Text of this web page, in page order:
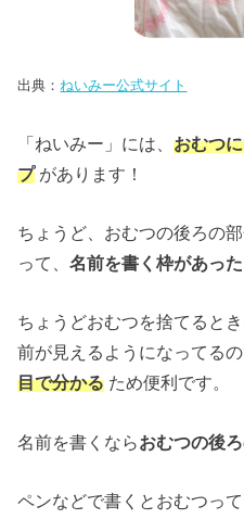
出典：ねいみー公式サイト
「ねいみー」には、おむつ
プがあります！
ちょうど、おむつの後ろの
って、名前を書く枠があっ
ちょうどおむつを捨てると
前が見えるようになってる
目で分かる ため便利です。
名前を書くならおむつの後
ペンなどで書くとおむつっ